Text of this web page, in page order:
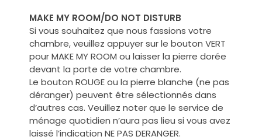
MAKE MY ROOM/DO NOT DISTURB
Si vous souhaitez que nous fassions votre
chambre, veuillez appuyer sur le bouton VERT
pour MAKE MY ROOM ou laisser la pierre dorée
devant la porte de votre chambre.
Le bouton ROUGE ou la pierre blanche (ne pas
déranger) peuvent être sélectionnés dans
d’autres cas. Veuillez noter que le service de
ménage quotidien n’aura pas lieu si vous avez
laissé l’indication NE PAS DERANGER.